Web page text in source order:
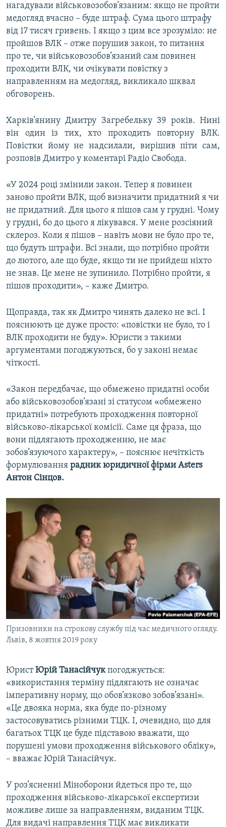
нагадували військовозобов’язаним: якщо не пройти
медогляд вчасно – буде штраф. Сума цього штрафу
від 17 тисяч гривень. І якщо з цим все зрозуміло: не
пройшов ВЛК – отже порушив закон, то питання
про те, чи військовозобов’язаний сам повинен
проходити ВЛК, чи очікувати повістку з
направленням на медогляд, викликало шквал
обговорень.
Харків’янину Дмитру Загребельку 39 років. Нині
він один із тих, хто проходить повторну ВЛК.
Повістки йому не надсилали, вирішив піти сам,
розповів Дмитро у коментарі Радіо Свобода.
«У 2024 році змінили закон. Тепер я повинен
заново пройти ВЛК, щоб визначити придатний я чи
не придатний. Для цього я пішов сам у грудні. Чому
у грудні, бо до цього я лікувався. У мене розсіяний
склероз. Коли я пішов – навіть мови не було про те,
що будуть штрафи. Всі знали, що потрібно пройти
до лютого, але що буде, якщо ти не прийдеш ніхто
не знав. Це мене не зупинило. Потрібно пройти, я
пішов проходити», – каже Дмитро.
Щоправда, так як Дмитро чинять далеко не всі. І
пояснюють це дуже просто: «повістки не було, то і
ВЛК проходити не буду». Юристи з такими
аргументами погоджуються, бо у законі немає
чіткості.
«Закон передбачає, що обмежено придатні особи
або військовозобов’язані зі статусом «обмежено
придатні» потребують проходження повторної
військово-лікарської комісії. Саме ця фраза, що
вони підлягають проходженню, не має
зобов’язуючого характеру», – пояснює нечіткість
формулювання радник юридичної фірми Asters
Антон Сінцов.
Призовники на строкову службу під час медичного огляду.
Львів, 8 жовтня 2019 року
ЮристЮрій Танасійчукпогоджується:
«використання терміну підлягають не означає
імперативну норму, що обов’язково зобов’язані».
«Це двояка норма, яка буде по-різному
застосовуватись різними ТЦК. І, очевидно, що для
багатьох ТЦК це буде підставою вважати, що
порушені умови проходження військового обліку»,
– вважає Юрій Танасійчук.
У роз’ясненні Міноборони йдеться про те, що
проходження військово-лікарської експертизи
можливе лише за направленням, виданим ТЦК.
Для видачі направлення ТЦК має викликати